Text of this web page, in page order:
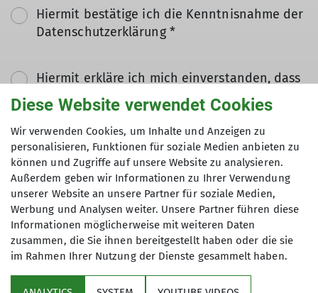
Hiermit bestätige ich die Kenntnisnahme der
Datenschutzerklärung *
Hiermit erkläre ich mich einverstanden, dass
meine in das Kontaktformular eingegebenen
Daten elektronisch gesichert und zum Zweck
der Kontaktaufnahme verarbeitet und
genutzt werden. Mir ist bekannt, dass ich
meine Einwilligung jederzeit wiederrufen
kann. *
Mit (*) markierte Felder
sind Pflichtfelder
Absenden
Diese Website verwendet Cookies
Wir verwenden Cookies, um Inhalte und Anzeigen zu
personalisieren, Funktionen für soziale Medien anbieten zu
können und Zugriffe auf unsere Website zu analysieren.
Außerdem geben wir Informationen zu Ihrer Verwendung
unserer Website an unsere Partner für soziale Medien,
Werbung und Analysen weiter. Unsere Partner führen diese
Informationen möglicherweise mit weiteren Daten
zusammen, die Sie ihnen bereitgestellt haben oder die sie
im Rahmen Ihrer Nutzung der Dienste gesammelt haben.